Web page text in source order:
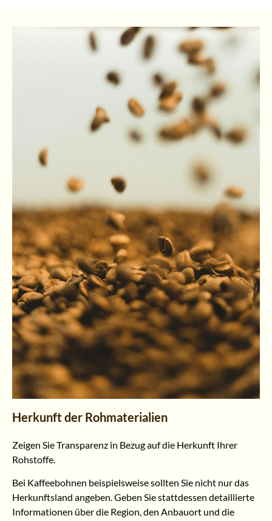
Herkunft der Rohmaterialien
Zeigen Sie Transparenz in Bezug auf die Herkunft Ihrer
Rohstoffe.
Bei Kaffeebohnen beispielsweise sollten Sie nicht nur das
Herkunftsland angeben. Geben Sie stattdessen detaillierte
Informationen über die Region, den Anbauort und die